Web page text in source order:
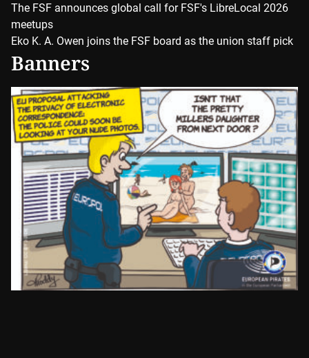
The FSF announces global call for FSF's LibreLocal 2026
meetups
Eko K. A. Owen joins the FSF board as the union staff pick
Banners